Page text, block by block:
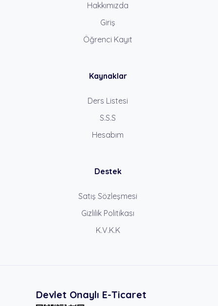
Hakkımızda
Giriş
Öğrenci Kayıt
Kaynaklar
Ders Listesi
S.S.S
Hesabım
Destek
Satış Sözleşmesi
Gizlilik Politikası
K.V.K.K
Devlet Onaylı E-Ticaret